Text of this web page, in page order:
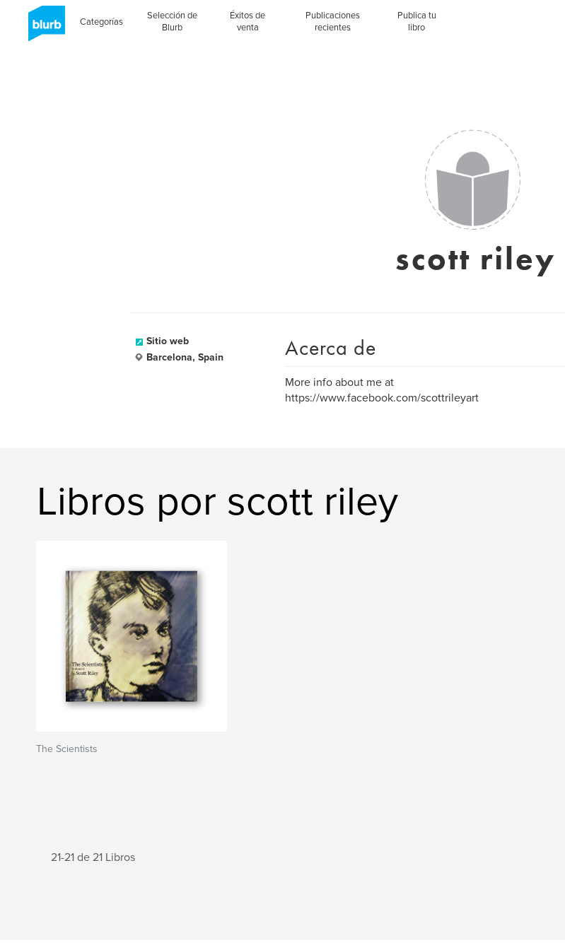
Categorías
Selección de
Blurb
Éxitos de
venta
Publicaciones
recientes
Publica tu
libro
scott riley
Sitio web
Barcelona, Spain
Acerca de
More info about me at
https://www.facebook.com/scottrileyart
Libros por scott riley
The Scientists
21-21 de 21 Libros